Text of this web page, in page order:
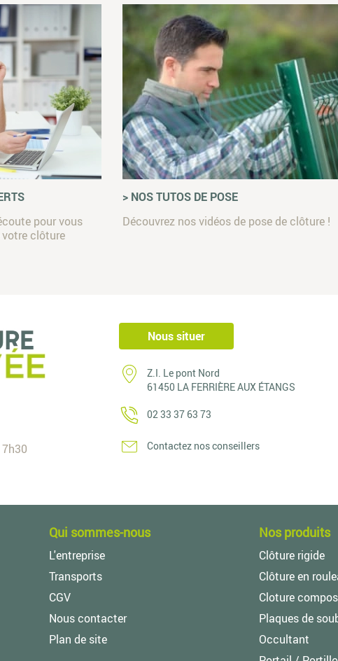
pour vous
clôture
> NOS TUTOS DE POSE
Découvrez nos vidéos de pose de clôture !
Nous situer
Z.I. Le pont Nord
61450 LA FERRIÈRE AUX ÉTANGS
02 33 37 63 73
Contactez nos conseillers
Qui sommes-nous
L'entreprise
Transports
CGV
Nous contacter
Plan de site
Nos produits
Clôture rigide
Clôture en
Cloture
Plaques de
Occultant